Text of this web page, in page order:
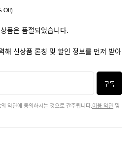
Off)
품은 품절되었습니다.
해 신상품 론칭 및 할인 정보를 먼저 받아
구독
약관에 동의하시는 것으로 간주됩니다. 이용 약관 및